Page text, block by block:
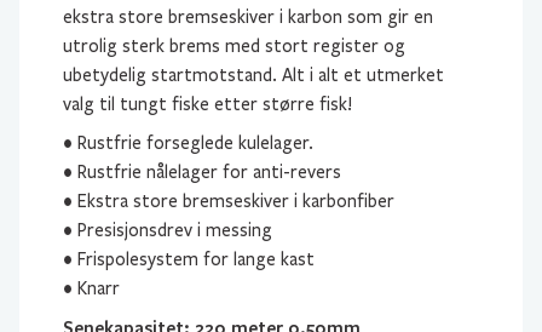
ekstra store bremseskiver i karbon som gir en
utrolig sterk brems med stort register og
ubetydelig startmotstand. Alt i alt et utmerket
valg til tungt fiske etter større fisk!
• Rustfrie forseglede kulelager.
• Rustfrie nålelager for anti-revers
• Ekstra store bremseskiver i karbonfiber
• Presisjonsdrev i messing
• Frispolesystem for lange kast
• Knarr
Senekapasitet: 220 meter 0.50mm